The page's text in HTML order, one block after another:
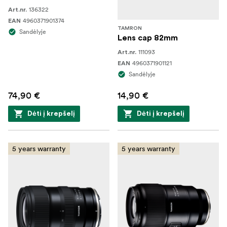
Art.nr. 136322
EAN 4960371901374
Sandėlyje
74,90 €
Dėti į krepšelį
TAMRON
Lens cap 82mm
Art.nr. 111093
EAN 4960371901121
Sandėlyje
14,90 €
Dėti į krepšelį
5 years warranty 5 years warranty